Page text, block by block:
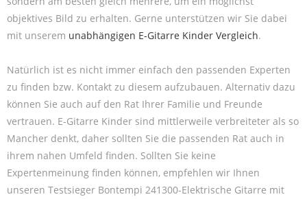
objektives Bild zu erhalten. Gerne unterstützen wir Sie dabei
mit unserem unabhängigen E-Gitarre Kinder Vergleich.
Natürlich ist es nicht immer einfach den passenden Experten
zu finden bzw. Kontakt zu diesem aufzubauen. Alternativ dazu
können Sie auch auf den Rat Ihrer Familie und Freunde
vertrauen. E-Gitarre Kinder sind mittlerweile verbreiteter als so
Mancher denkt, daher sollten Sie die passenden Rat auch in
ihrem nahen Umfeld finden. Sollten Sie keine
Expertenmeinung finden können, empfehlen wir Ihnen
unseren Testsieger Bontempi 241300-Elektrische Gitarre mit